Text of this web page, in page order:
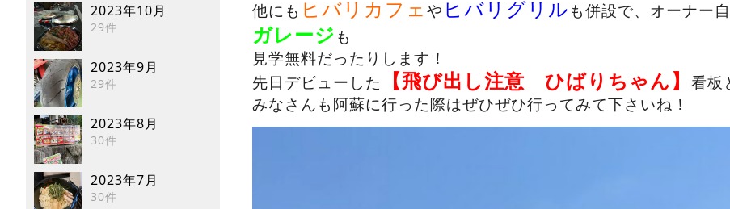
2023年10月
29件
2023年9月
29件
2023年8月
30件
2023年7月
30件
他にも ヒバリカフェ や ヒバリグリル も併設で、オーナー
ガレージ も
見学無料だったりします！
先日デビューした
【飛び出し注意 ひばりちゃん】
看板
みなさんも阿蘇に行った際はぜひぜひ行ってみて下さいね！